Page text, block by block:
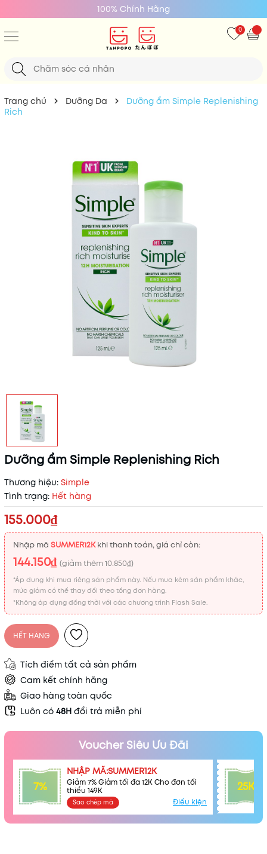
100% Chính Hãng
0
Trang chủ Dưỡng Da
Dưỡng ẩm Simple Replenishing
Rich
Dưỡng ẩm Simple Replenishing Rich
Thương hiệu: Simple
Tình trạng: Hết hàng
155.000₫
Nhập mã SUMMER12Kkhi thanh toán, giá chỉ còn:
144.150₫ (giảm thêm10.850₫)
*Áp dụng khi mua riêng sản phẩm này. Nếu mua kèm sản phẩm khác,
mức giảm có thể thay đổi theo tổng đơn hàng.
*Không áp dụng đồng thời với các chương trình Flash Sale.
HẾT HÀNG
Tích điểm tất cả sản phẩm
Cam kết chính hãng
Giao hàng toàn quốc
Luôn có 48H đổi trả miễn phí
Voucher Siêu Ưu Đãi
7%
NHẬP MÃ:SUMMER12K
Giảm 7% Giảm tối đa 12K Cho đơn tối
thiểu 149K
Sao chép mã Điều kiện
25K